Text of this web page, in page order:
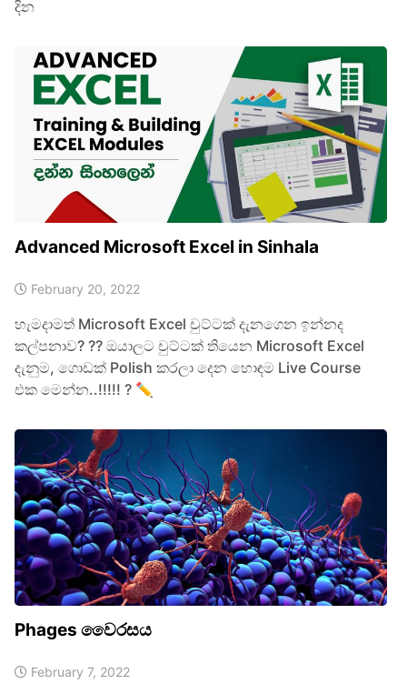
දින
Advanced Microsoft Excel in Sinhala
February 20, 2022
හැමදාමත් Microsoft Excel චුට්ටක් දැනගෙන ඉන්නද
කල්පනාව? ?? ඔයාලට චුට්ටක් තියෙන Microsoft Excel
දැනුම, ගොඩක් Polish කරලා දෙන හොඳම Live Course
එක මෙන්න..!!!!! ? ✏️
Phages වෛරසය
February 7, 2022